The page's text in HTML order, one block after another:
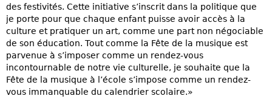
des festivités. Cette initiative s’inscrit dans la politique que
je porte pour que chaque enfant puisse avoir accès à la
culture et pratiquer un art, comme une part non négociable
de son éducation. Tout comme la Fête de la musique est
parvenue à s’imposer comme un rendez-vous
incontournable de notre vie culturelle, je souhaite que la
Fête de la musique à l’école s’impose comme un rendez-
vous immanquable du calendrier scolaire.»